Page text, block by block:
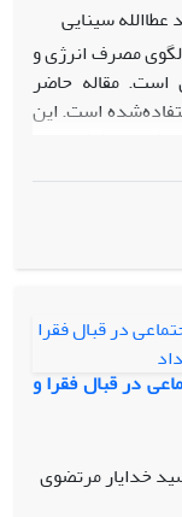
سینایی
مصرف انرژی و
است. مقاله حاضر
است. این
در کشورمان،
سازی الگوی
اجتماعی و
اجتماعی به
ایران پرداخته
اجتماعی در
لذا از طریق
آن با فجایع
نهاد به وجود
آگاه کرد. بدین
مردم نسبت به
در قبال فقرا و
خدایار مرتضوی